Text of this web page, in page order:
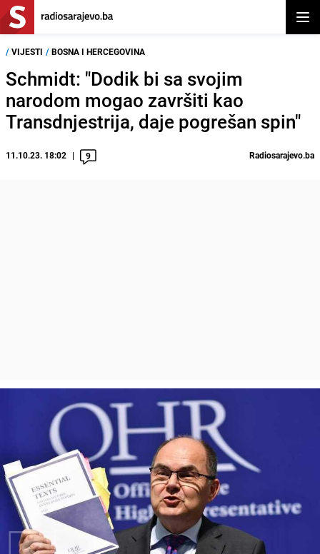
/ VIJESTI / BOSNA I HERCEGOVINA
Schmidt: "Dodik bi sa svojim
narodom mogao završiti kao
Transdnjestrija, daje pogrešan spin"
11.10.23. 18:02 9 Radiosarajevo.ba